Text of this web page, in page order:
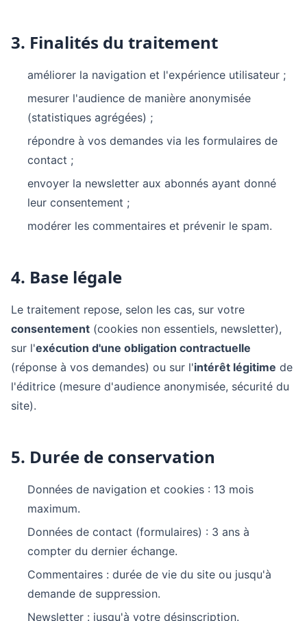
3. Finalités du traitement
améliorer la navigation et l'expérience utilisateur ;
mesurer l'audience de manière anonymisée
(statistiques agrégées) ;
répondre à vos demandes via les formulaires de
contact ;
envoyer la newsletter aux abonnés ayant donné
leur consentement ;
modérer les commentaires et prévenir le spam.
4. Base légale
Le traitement repose, selon les cas, sur votre
consentement (cookies non essentiels, newsletter),
sur l'exécution d'une obligation contractuelle
(réponse à vos demandes) ou sur l'intérêt légitime de
l'éditrice (mesure d'audience anonymisée, sécurité du
site).
5. Durée de conservation
Données de navigation et cookies : 13 mois
maximum.
Données de contact (formulaires) : 3 ans à
compter du dernier échange.
Commentaires : durée de vie du site ou jusqu'à
demande de suppression.
Newsletter : jusqu'à votre désinscription.